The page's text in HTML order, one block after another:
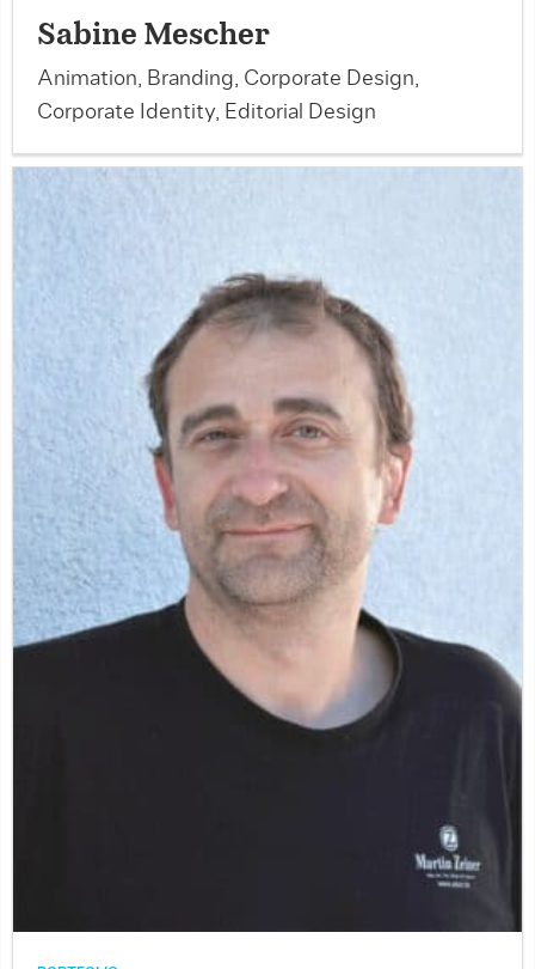
Sabine Mescher
Animation, Branding, Corporate Design,
Corporate Identity, Editorial Design